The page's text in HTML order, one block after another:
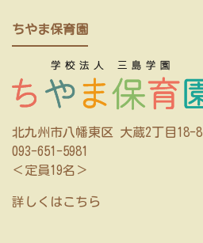
ちやま保育園
北九州市八幡東区 大蔵2丁目18-8
093-651-5981
＜定員19名＞
詳しくはこちら